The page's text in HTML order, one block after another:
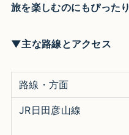
旅を楽しむのにもぴったり
▼主な路線とアクセス
路線・方面
JR日田彦山線